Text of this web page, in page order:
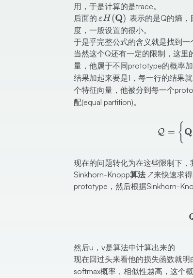
用，于是计算的是trace。
后面的 \varepsilon
H(\mathbf{Q})
εH (Q) 表示的是Q的熵，
度，一般设置的很小。
于是乎完整公式的含义就是找到
当然这个Q还有一定的限制，这里
量，他属于不同prototype的概率
结果加起来要是1，每一行的结果
个特征向量，他被分到每一个
配(equal partition)。
Q = { Q
现在的问题转化为在这些限制下
Sinkhorn-Knopp算法 ↗来快速求
prototype，然后根据Sinkhorn-
然后u，v是算法中计算出来的
现在回过头来看他的损失函数就
softmax概率，相似性越高，这个